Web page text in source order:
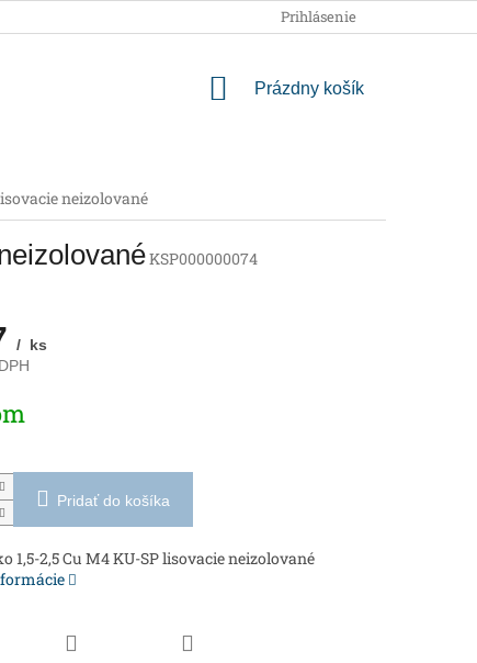
PODMIENKY OCHRANY
Prihlásenie
NÁKUPNÝ
Prázdny košík
neizolované
KSP000000074
/ ks
Pridať do košíka
1,5-2,5 Cu M4 KU-SP lisovacie neizolované